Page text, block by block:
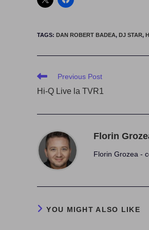
TAGS: DAN ROBERT BADEA, DJ STAR,
Read
articles
Previous Post
Hi-Q Live la TVR1
Florin
Florin Grozea -
YOU MIGHT ALSO LIKE